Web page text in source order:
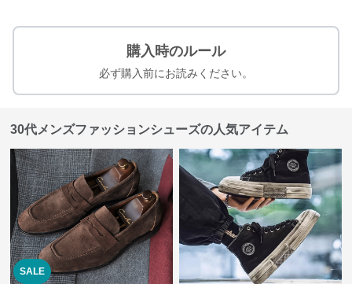
購入時のルール
必ず購入前にお読みください。
30代メンズファッションシューズの人気アイテム
SALE